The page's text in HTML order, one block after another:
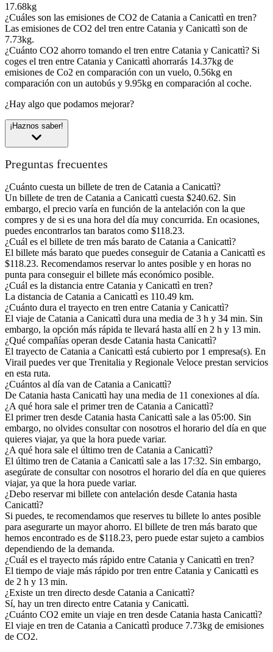
17.68kg
¿Cuáles son las emisiones de CO2 de Catania a Canicattì en tren?
Las emisiones de CO2 del tren entre Catania y Canicattì son de
7.73kg.
¿Cuánto CO2 ahorro tomando el tren entre Catania y Canicattì? Si
coges el tren entre Catania y Canicattì ahorrarás 14.37kg de
emisiones de Co2 en comparación con un vuelo, 0.56kg en
comparación con un autobús y 9.95kg en comparación al coche.
¿Hay algo que podamos mejorar?
¡Haznos saber!
Preguntas frecuentes
¿Cuánto cuesta un billete de tren de Catania a Canicattì?
Un billete de tren de Catania a Canicattì cuesta $240.62. Sin
embargo, el precio varía en función de la antelación con la que
compres y de si es una hora del día muy concurrida. En ocasiones,
puedes encontrarlos tan baratos como $118.23.
¿Cuál es el billete de tren más barato de Catania a Canicattì?
El billete más barato que puedes conseguir de Catania a Canicattì es
$118.23. Recomendamos reservar lo antes posible y en horas no
punta para conseguir el billete más económico posible.
¿Cuál es la distancia entre Catania y Canicattì en tren?
La distancia de Catania a Canicattì es 110.49 km.
¿Cuánto dura el trayecto en tren entre Catania y Canicattì?
El viaje de Catania a Canicattì dura una media de 3 h y 34 min. Sin
embargo, la opción más rápida te llevará hasta allí en 2 h y 13 min.
¿Qué compañías operan desde Catania hasta Canicattì?
El trayecto de Catania a Canicattì está cubierto por 1 empresa(s). En
Virail puedes ver que Trenitalia y Regionale Veloce prestan servicios
en esta ruta.
¿Cuántos al día van de Catania a Canicattì?
De Catania hasta Canicattì hay una media de 11 conexiones al día.
¿A qué hora sale el primer tren de Catania a Canicattì?
El primer tren desde Catania hasta Canicattì sale a las 05:00. Sin
embargo, no olvides consultar con nosotros el horario del día en que
quieres viajar, ya que la hora puede variar.
¿A qué hora sale el último tren de Catania a Canicattì?
El último tren de Catania a Canicattì sale a las 17:32. Sin embargo,
asegúrate de consultar con nosotros el horario del día en que quieres
viajar, ya que la hora puede variar.
¿Debo reservar mi billete con antelación desde Catania hasta
Canicattì?
Si puedes, te recomendamos que reserves tu billete lo antes posible
para asegurarte un mayor ahorro. El billete de tren más barato que
hemos encontrado es de $118.23, pero puede estar sujeto a cambios
dependiendo de la demanda.
¿Cuál es el trayecto más rápido entre Catania y Canicattì en tren?
El tiempo de viaje más rápido por tren entre Catania y Canicattì es
de 2 h y 13 min.
¿Existe un tren directo desde Catania a Canicattì?
Sí, hay un tren directo entre Catania y Canicattì.
¿Cuánto CO2 emite un viaje en tren desde Catania hasta Canicattì?
El viaje en tren de Catania a Canicattì produce 7.73kg de emisiones
de CO2.